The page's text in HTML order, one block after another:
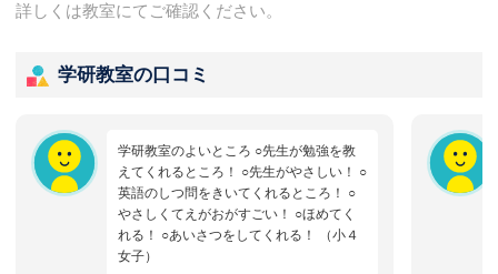
詳しくは教室にてご確認ください。
学研教室の口コミ
学研教室のよいところ ○先生が勉強を教
えてくれるところ！ ○先生がやさしい！ ○
英語のしつ問をきいてくれるところ！ ○
やさしくてえがおがすごい！ ○ほめてく
れる！ ○あいさつをしてくれる！ （小４
女子）